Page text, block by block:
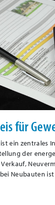
für
ein zentrales
der
Verkauf,
Neubauten